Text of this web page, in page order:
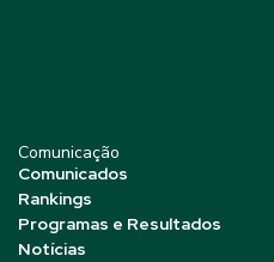
Comunicação
Comunicados
Rankings
Programas e Resultados
Notícias